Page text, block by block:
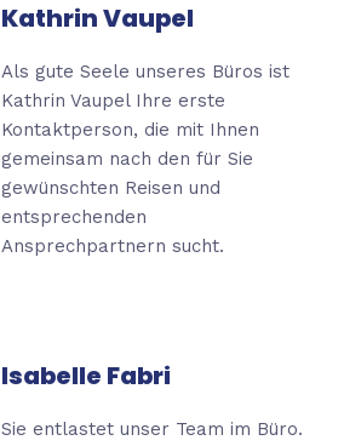
Kathrin Vaupel
Als gute Seele unseres Büros ist
Kathrin Vaupel Ihre erste
Kontaktperson, die mit Ihnen
gemeinsam nach den für Sie
gewünschten Reisen und
entsprechenden
Ansprechpartnernsucht.
Isabelle Fabri
Sie entlastet unser Team im Büro.